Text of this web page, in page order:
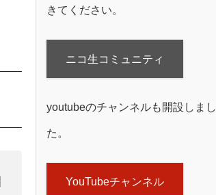
きてください。
ニコ生コミュニティ
youtubeのチャンネルも開設しまし
た。
YouTubeチャンネル